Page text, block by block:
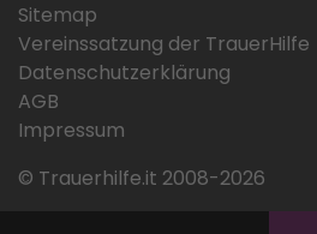
Sitemap
Vereinssatzung der TrauerHilfe
Datenschutzerklärung
AGB
Impressum
© Trauerhilfe.it 2008-2026